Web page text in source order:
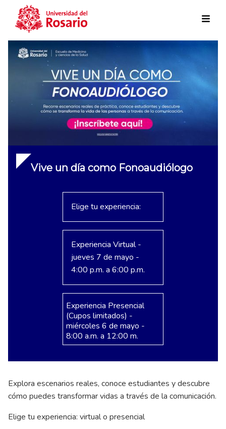
Skip to main content
Vive un día como Fonoaudiólogo
Elige tu experiencia:
Experiencia Virtual -
jueves 7 de mayo -
4:00 p.m. a 6:00 p.m.
Experiencia Presencial
(Cupos limitados) -
miércoles 6 de mayo -
8:00 a.m. a 12:00 m.
Explora escenarios reales, conoce estudiantes y descubre
cómo puedes transformar vidas a través de la comunicación.
Elige tu experiencia: virtual o presencial